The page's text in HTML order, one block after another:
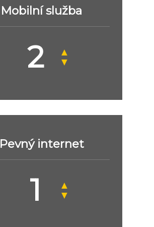
Mobilní služba
▲
▼
Pevný internet
▲
▼